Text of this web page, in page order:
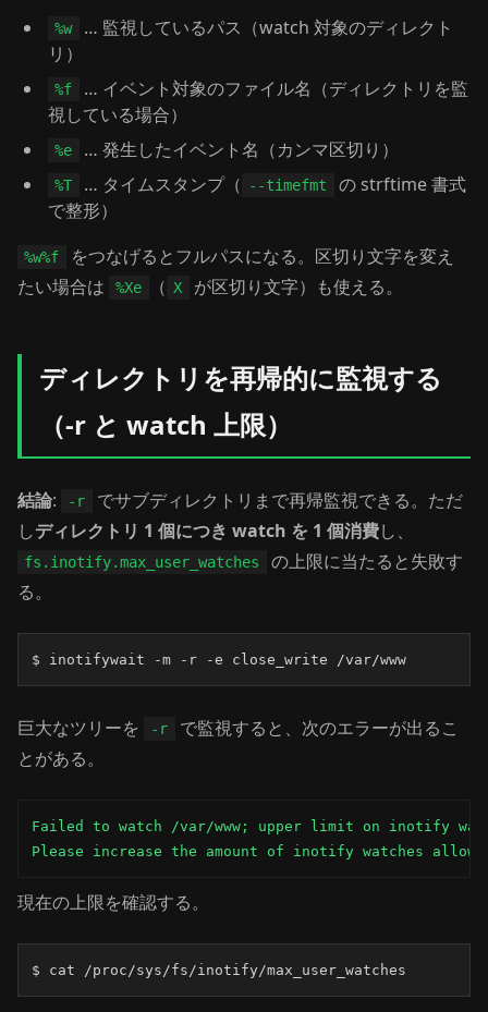
%w
… 監視しているパス（watch 対象のディレクト
リ）
%f
… イベント対象のファイル名（ディレクトリを監
視している場合）
%e … 発生したイベント名（カンマ区切り）
%T … タイムスタンプ（ --timefmt
の strftime 書式
で整形）
%w%f
をつなげるとフルパスになる。区切り文字を変え
たい場合は
%Xe （ X が区切り文字）も使える。
ディレクトリを再帰的に監視する
（-r と watch 上限）
結論: -r
でサブディレクトリまで再帰監視できる。ただ
しディレクトリ 1 個につき watch を 1 個消費し、
fs.inotify.max_user_watches
の上限に当たると失敗す
る。
$ inotifywait -m -r -e close_write /var/www
巨大なツリーを -r
で監視すると、次のエラーが出るこ
とがある。
Failed to watch /var/www; upper limit on inotify
Please increase the amount of inotify watches
現在の上限を確認する。
$ cat /proc/sys/fs/inotify/max_user_watches